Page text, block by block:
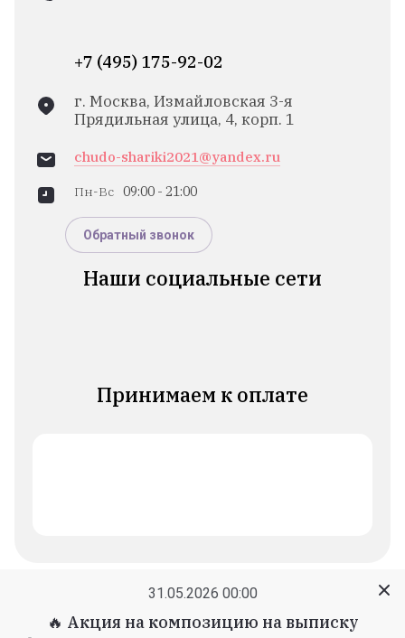
31.05.2026 00:00
🔥 Акция на композицию на выписку
+7 (495) 175-92-02
г. Москва, Измайловская 3-я
Прядильная улица, 4, корп. 1
chudo-shariki2021@yandex.ru
Пн-Вс 09:00 - 21:00
Обратный звонок
Наши социальные сети
Принимаем к оплате
© 2023 Чудо - Шарики